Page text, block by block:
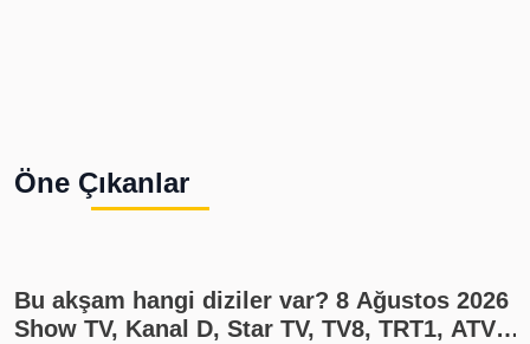
Öne Çıkanlar
Bu akşam hangi diziler var? 8 Ağustos 2026
Show TV, Kanal D, Star TV, TV8, TRT1, ATV